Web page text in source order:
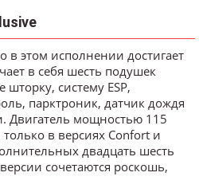
в этом исполнении достигает
в себя шесть подушек
шторку, систему ESP,
парктроник, датчик дождя
Двигатель мощностью 115
в версиях Confort и
двадцать шесть
сочетаются роскошь,